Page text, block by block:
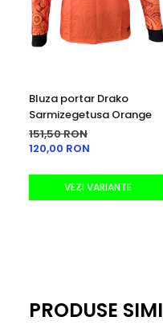
Bluza portar Drako
Sarmizegetusa Orange
151,50 RON
120,00 RON
VEZI VARIANTE
PRODUSE